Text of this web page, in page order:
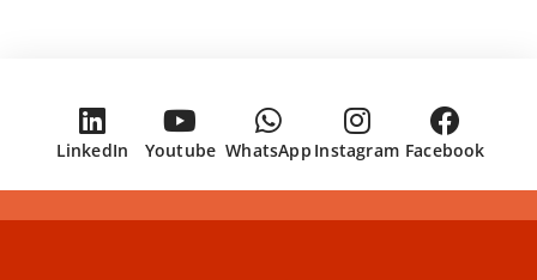
Facebook
Instagram
WhatsApp
Youtube
LinkedIn